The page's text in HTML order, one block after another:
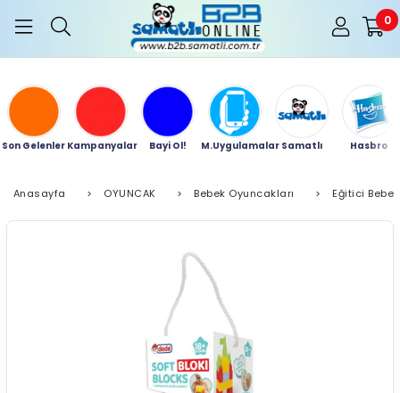
0
Son Gelenler Kampanyalar Bayi Ol! M.Uygulamalar Samatlı Hasbro
Anasayfa > OYUNCAK > Bebek Oyuncakları > Eğitici